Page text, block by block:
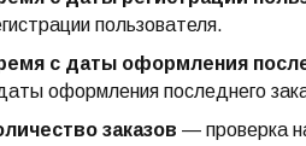
пользователя.
с даты оформления
оформления последнего
заказов — проверка